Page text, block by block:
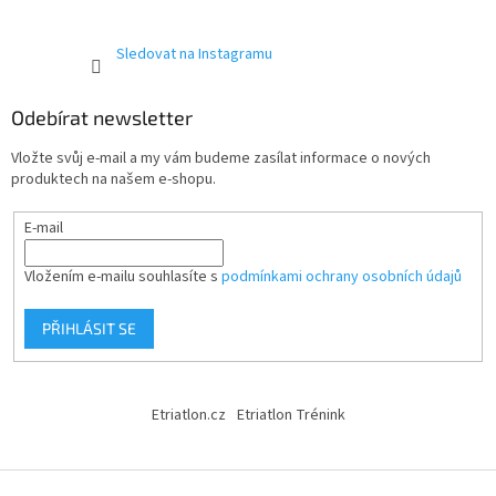
Sledovat na Instagramu
Odebírat newsletter
Vložte svůj e-mail a my vám budeme zasílat informace o nových
produktech na našem e-shopu.
E-mail
Vložením e-mailu souhlasíte s podmínkami ochrany osobních údajů
PŘIHLÁSIT SE
Etriatlon.cz Etriatlon Trénink